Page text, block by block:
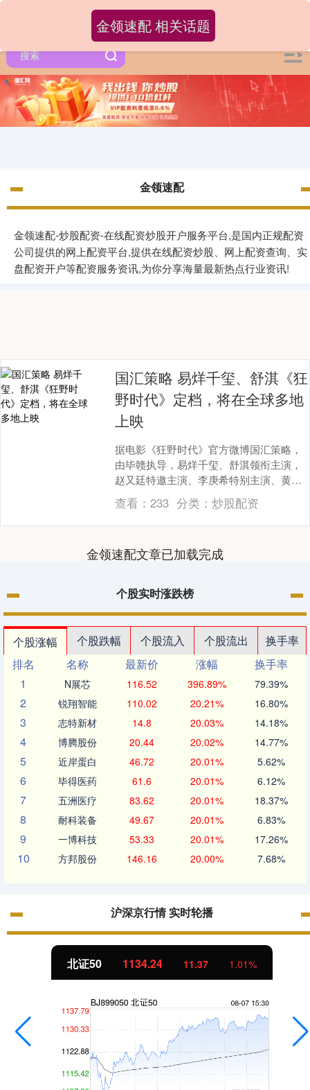
金领速配
金领速配-炒股配资-在线配资炒股开户服务平台,是国内正规配资
公司提供的网上配资平台,提供在线配资炒股、网上配资查询、实
盘配资开户等配资服务资讯,为你分享海量最新热点行业资讯!
金领速配 相关话题
国汇策略 易烊千玺、舒淇《狂
野时代》定档，将在全球多地
上映
据电影《狂野时代》官方微博国汇策略，
由毕赣执导，易烊千玺、舒淇领衔主演，
赵又廷特邀主演、李庚希特别主演、黄
觉、陈永忠主演的电影《狂野时代》，宣
布定档11月22日....
查看：233 分类： 炒股配资
金领速配文章已加载完成
个股实时涨跌榜
个股涨幅 个股跌幅 个股流入 个股流出
换手率
排名
名称 最新价 涨幅
换手率
1
N展芯 116.52 396.89% 79.39%
2 锐翔智能 110.02 20.21% 16.80%
3 志特新材 14.8 20.03% 14.18%
4 博腾股份 20.44 20.02% 14.77%
5 近岸蛋白 46.72 20.01% 5.62%
6 毕得医药 61.6 20.01% 6.12%
7 五洲医疗 83.62 20.01% 18.37%
8 耐科装备 49.67 20.01% 6.83%
9 一博科技 53.33 20.01% 17.26%
10 方邦股份 146.16 20.00% 7.68%
沪深京行情 实时轮播
北证50 1134.24 11.37 1.01%